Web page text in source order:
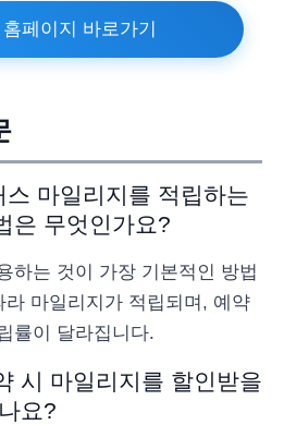
페이지 바로가기
마일리지를 적립하는
은 무엇인가요?
하는 것이 가장 기본적인 방법
마일리지가 적립되며, 예약
률이 달라집니다.
시 마일리지를 할인받을
요?